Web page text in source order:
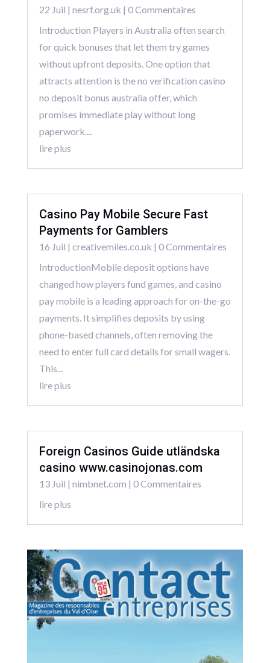
22 Juil | nesrf.org.uk | 0 Commentaires
Introduction Players in Australia often search
for quick bonuses that let them try games
without upfront deposits. One option that
attracts attention is the no verification casino
no deposit bonus australia offer, which
promises immediate play without long
paperwork....
lire plus
Casino Pay Mobile Secure Fast
Payments for Gamblers
16 Juil | creativemiles.co.uk | 0 Commentaires
IntroductionMobile deposit options have
changed how players fund games, and casino
pay mobile is a leading approach for on-the-go
payments. It simplifies deposits by using
phone-based channels, often removing the
need to enter full card details for small wagers.
This...
lire plus
Foreign Casinos Guide utländska
casino www.casinojonas.com
13 Juil | nimbnet.com | 0 Commentaires
lire plus